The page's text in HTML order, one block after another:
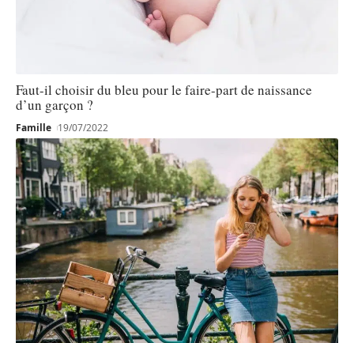
Faut-il choisir du bleu pour le faire-part de naissance
d’un garçon ?
Famille 19/07/2022